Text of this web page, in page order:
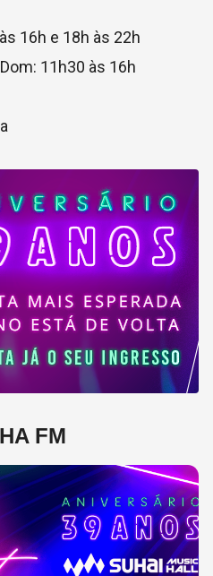
16h e 18h às 22h
11h30 às 16h
FM